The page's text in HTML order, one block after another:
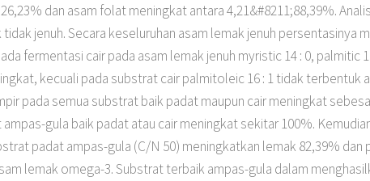
dan asam folat meningkat antara 4,21&#8211;88,39%.
jenuh. Secara keseluruhan asam lemak jenuh persentasinya
fermentasi cair pada asam lemak jenuh myristic 14 : 0, palmitic
kecuali pada substrat cair palmitoleic 16 : 1 tidak terbentuk
pada semua substrat baik padat maupun cair meningkat
gula baik padat atau cair meningkat sekitar 100%.
padat ampas-gula (C/N 50) meningkatkan lemak 82,39%
lemak omega-3. Substrat terbaik ampas-gula dalam